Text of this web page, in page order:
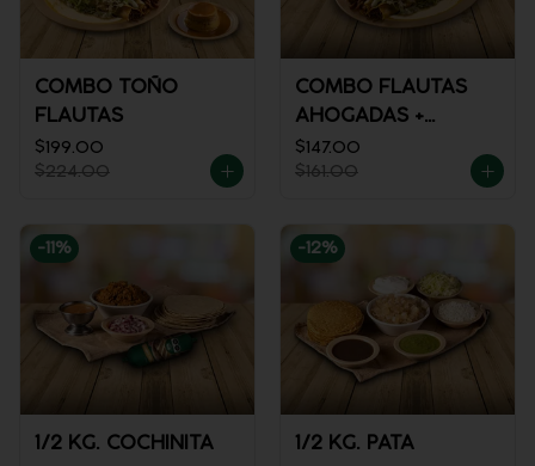
COMBO TOÑO
FLAUTAS
$199.00
$224.00
COMBO FLAUTAS
AHOGADAS +
REFRESCO
$147.00
$161.00
-11 %
1/2 KG. COCHINITA
-12%
1/2 KG. PATA